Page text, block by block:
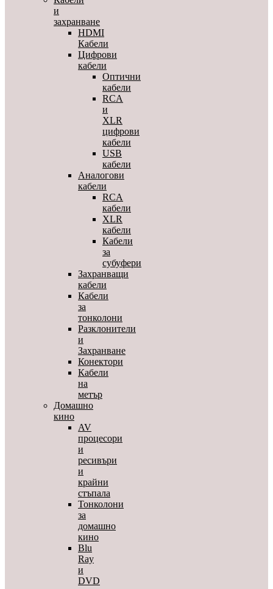
и
захранване
HDMI
Кабели
Цифрови
кабели
Оптични
кабели
RCA
и
XLR
цифрови
кабели
USB
кабели
Аналогови
кабели
RCA
кабели
XLR
кабели
Кабели
за
субуфери
Захранващи
кабели
Кабели
за
тонколони
Разклонители
и
Захранване
Конектори
Кабели
на
метър
Домашно
кино
AV
процесори
и
ресивъри
и
крайни
стъпала
Тонколони
за
домашно
кино
Blu
Ray
и
DVD